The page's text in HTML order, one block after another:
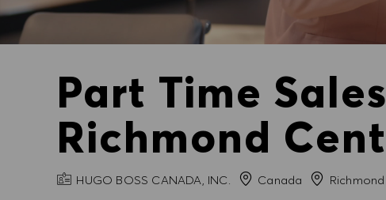
Part Time
Richmond
FIRMENNAME
HUGO BOSS CANADA, INC. Canada StadtRichmond